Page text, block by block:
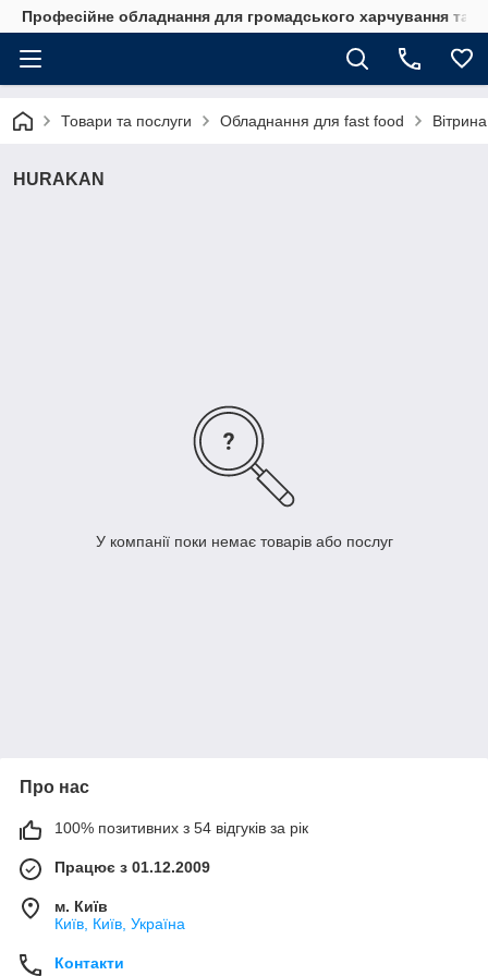
Професійне обладнання для громадського харчування та
Товари та послуги Обладнання для fast food
HURAKAN
У компанії поки немає товарів або послуг
Про нас
100% позитивних з 54 відгуків за рік
Працює з 01.12.2009
м. Київ
Київ, Київ, Україна
Контакти